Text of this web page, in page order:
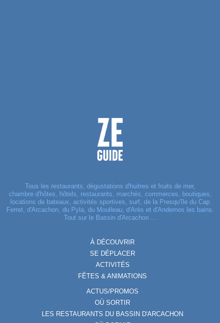
Tous les restaurants, dégustations d'huitres et fruits de mer,
chambre d'hôtes, hôtels, restaurants, marchés, commerces, boutiques,
locations de bateaux, activités sportives, surf, de la Presqu'île du Cap
Ferret, d'Arcachon, du Pyla, du Moulleau, d'Arès et d'Andernos les bains.
Tout sur le Bassin d'Arcachon ...
À DÉCOUVRIR
SE DÉPLACER
ACTIVITÉS
FÊTES & ANIMATIONS
ACTUS/PROMOS
OÙ SORTIR
LES RESTAURANTS DU BASSIN D'ARCACHON